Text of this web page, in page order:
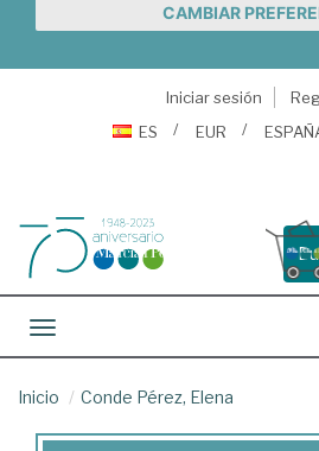
CAMBIAR
Iniciar sesión
ES
EUR
Toggle navigation
Inicio Conde Pérez, Elena